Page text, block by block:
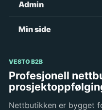
Admin
Min side
VESTO B2B
Profesjonell
Nettbutikken er bygget